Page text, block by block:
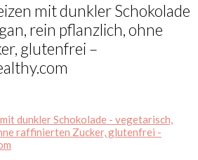
mit dunkler Schokolade
rein pflanzlich, ohne
glutenfrei –